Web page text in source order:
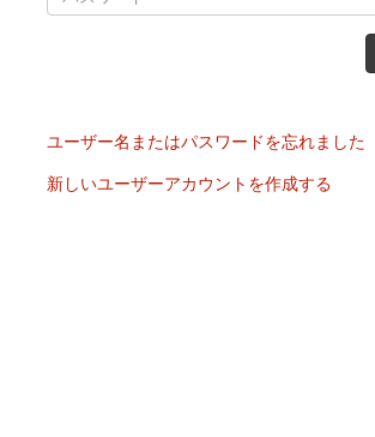
ユーザー名またはパスワードを忘れました
新しいユーザーアカウントを作成する